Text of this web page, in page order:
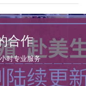
合作
时专业服务